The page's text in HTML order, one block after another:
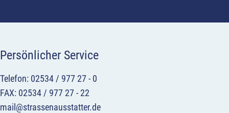
Persönlicher Service
Telefon: 02534 / 977 27 - 0
FAX: 02534 / 977 27 - 22
mail@strassenausstatter.de